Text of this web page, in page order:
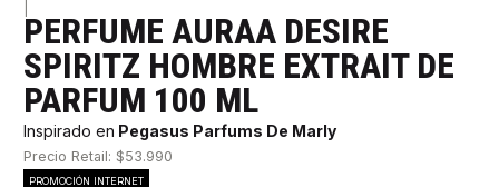
PERFUME AURAA DESIRE
SPIRITZ HOMBRE EXTRAIT DE
PARFUM 100 ML
Inspirado en Pegasus Parfums De Marly
Precio Retail: $53.990
PROMOCIÓN INTERNET